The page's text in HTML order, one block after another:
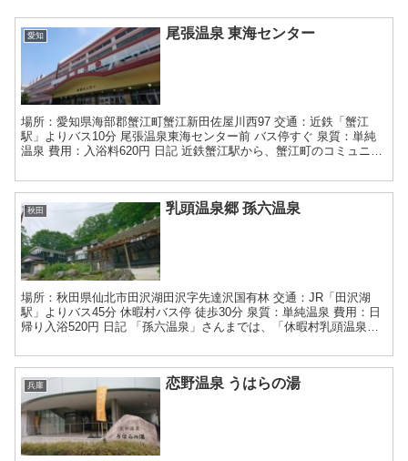
愛知 尾張温泉 東海センター
場所：愛知県海部郡蟹江町蟹江新田佐屋川西97 交通：近鉄「蟹江
駅」よりバス10分 尾張温泉東海センター前 バス停すぐ 泉質：単純
温泉 費用：入浴料620円 日記 近鉄蟹江駅から、蟹江町のコミュニテ
秋田 乳頭温泉郷 孫六温泉
場所：秋田県仙北市田沢湖田沢字先達沢国有林 交通：JR「田沢湖
駅」よりバス45分 休暇村バス停 徒歩30分 泉質：単純温泉 費用：日
帰り入浴520円 日記 「孫六温泉」さんまでは、「休暇村乳頭温泉
兵庫 恋野温泉 うはらの湯